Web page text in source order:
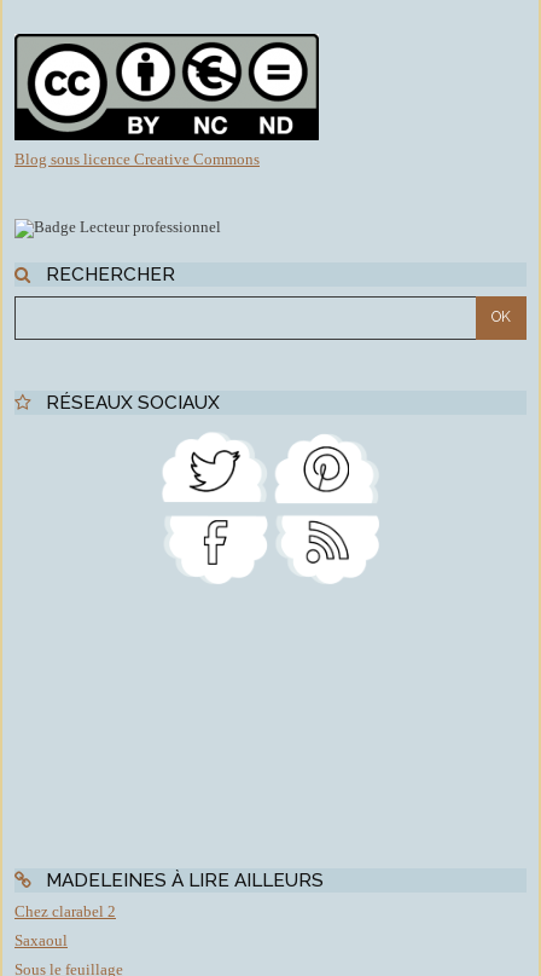
Blog sous licence Creative Commons
RECHERCHER
RÉSEAUX SOCIAUX
MADELEINES À LIRE AILLEURS
Chez clarabel 2
Saxaoul
Sous le feuillage